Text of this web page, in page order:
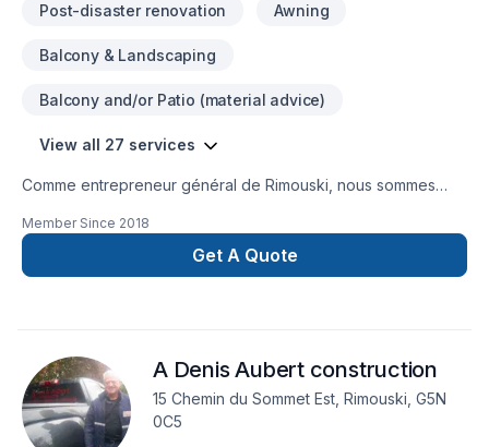
Post-disaster renovation Awning
Balcony & Landscaping
Balcony and/or Patio (material advice)
View all 27 services
Comme entrepreneur général de Rimouski, nous sommes
Vous pouvez nous faire confiance pour tous vos travaux de
construction, tant intérieurs qu’extérieurs, et en sous-œuvre.
Remplacement de revêtements extérieurs, bois, composite et
et aluminium Construction de garages et de bâtiments
secondaires Construction de divisions intérieuresNos travaux
sont garantis, contactez-nous pour une évaluation gratuite de
votre projet.
Member Since 2018
Get A Quote
A Denis Aubert construction
15 Chemin du Sommet Est, Rimouski, G5N
0C5